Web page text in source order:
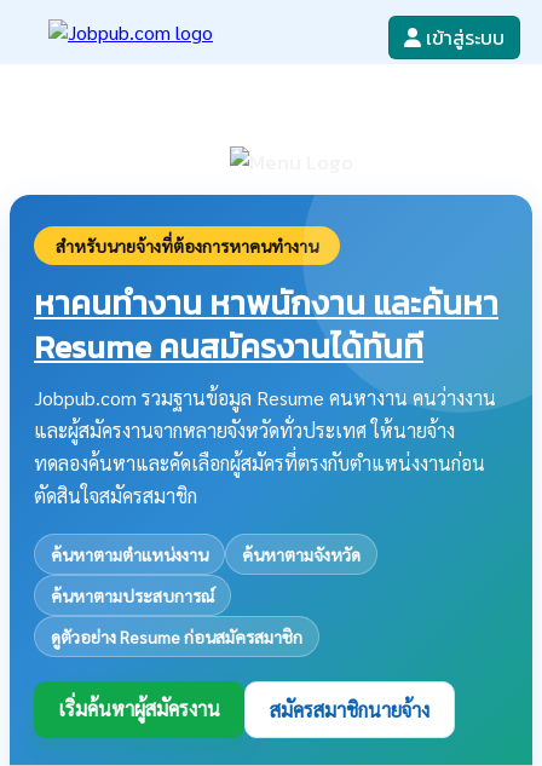
เข้าสู่ระบบ
สำหรับนายจ้างที่ต้องการหาคนทำงาน
หาคนทำงาน หาพนักงาน และค้นหา
Resume คนสมัครงานได้ทันที
Jobpub.com รวมฐานข้อมูล Resume คนหางาน คนว่างงาน
และผู้สมัครงานจากหลายจังหวัดทั่วประเทศ ให้นายจ้าง
ทดลองค้นหาและคัดเลือกผู้สมัครที่ตรงกับตำแหน่งงานก่อน
ตัดสินใจสมัครสมาชิก
ค้นหาตามตำแหน่งงาน
ค้นหาตามจังหวัด
ค้นหาตามประสบการณ์
ดูตัวอย่าง Resume ก่อนสมัครสมาชิก
เริ่มค้นหาผู้สมัครงาน สมัครสมาชิกนายจ้าง